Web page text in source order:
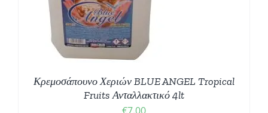
Κρεμοσάπουνο Χεριών BLUE ANGEL Tropical
Fruits Ανταλλακτικό 4lt